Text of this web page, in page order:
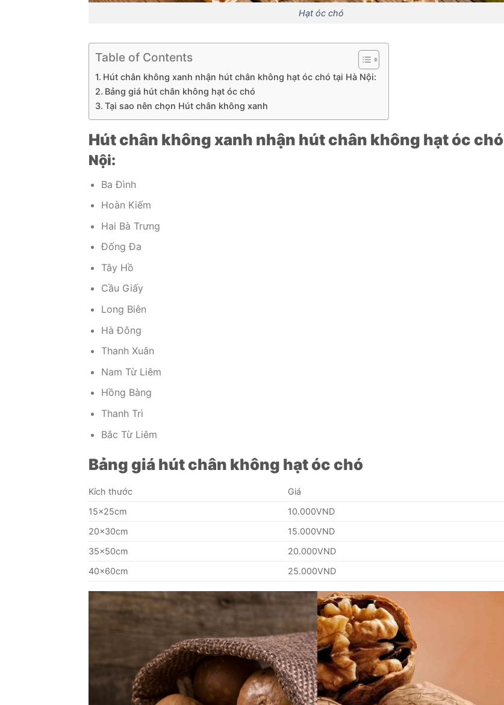
Hạt óc chó
Table of Contents
Hút chân không xanh nhận hút chân không hạt óc chó tại Hà Nội:
Bảng giá hút chân không hạt óc chó
Tại sao nên chọn Hút chân không xanh
Hút chân không xanh nhận hút chân không hạt óc chó
Nội:
Ba Đình
Hoàn Kiếm
Hai Bà Trưng
Đống Đa
Tây Hồ
Cầu Giấy
Long Biên
Hà Đông
Thanh Xuân
Nam Từ Liêm
Hồng Bàng
Thanh Trì
Bắc Từ Liêm
Bảng giá hút chân không hạt óc chó
Kích thước
Giá
15x25cm
10.000VND
20x30cm
15.000VND
35x50cm
20.000VND
40x60cm
25.000VND